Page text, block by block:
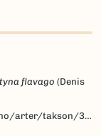
flavago (Denis
30692/beskrivelse